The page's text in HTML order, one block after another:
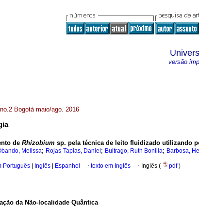
versão
Bogotá maio/ago. 2016
de Rhizobium sp. pela técnica de leito fluidizado utilizando
Melissa; Rojas-Tapias, Daniel ; Buitrago, Ruth Bonilla; Barbosa,
Português Inglês Espanhol · texto em Inglês · Inglês ( pdf)
da Não-localidade Quântica